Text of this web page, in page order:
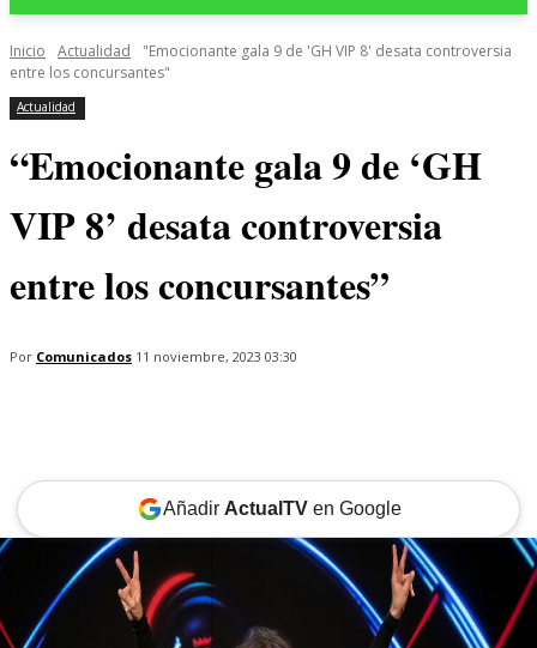
Inicio Actualidad
"Emocionante gala 9 de 'GH VIP 8' desata controversia
entre los concursantes"
Actualidad
“Emocionante gala 9 de ‘GH
VIP 8’ desata controversia
entre los concursantes”
Por Comunicados 11 noviembre, 2023 03:30
Añadir ActualTVen Google